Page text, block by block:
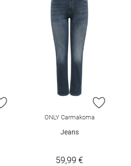
ZUR WUNSCHLISTE HINZUFÜGEN
ZUR
ONLY Carmakoma
Jeans
59,99 €